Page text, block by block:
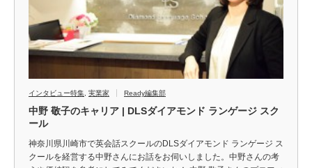
インタビュー特集 実業家 Ready編集部
中野 敬子のキャリア | DLSダイアモンド ランゲージ スク
ール
神奈川県川崎市で英会話スクールのDLSダイアモンド ランゲージ ス
クールを経営する中野さんにお話をお伺いしました。中野さんの考